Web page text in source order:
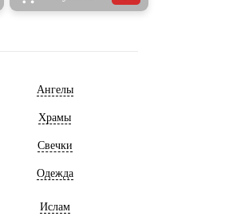
Ангелы
Храмы
Свечки
Одежда
Ислам